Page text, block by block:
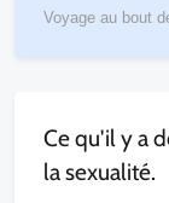
Voyage au bout
Ce qu'il y a
la sexualité.